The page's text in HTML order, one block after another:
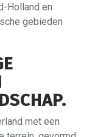
Holland en
gebieden
met een